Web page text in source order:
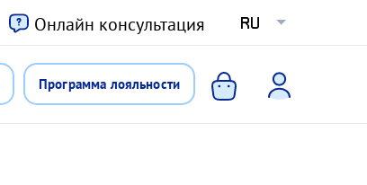
Онлайн консультация RU
Программа лояльности